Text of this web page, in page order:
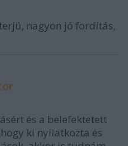
nagyon jó fordítás,
és a belefektetett
ki nyilatkozta és